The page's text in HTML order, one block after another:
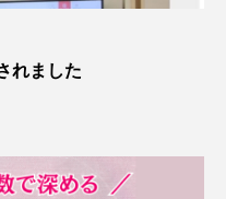
れました